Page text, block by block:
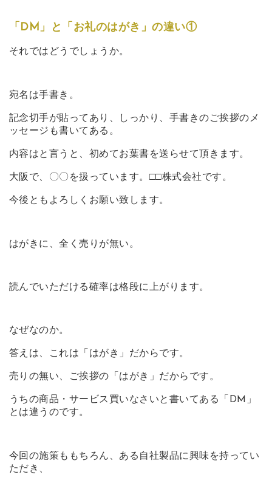
「DM」と「お礼のはがき」の違い①
それではどうでしょうか。
宛名は手書き。
記念切手が貼ってあり、しっかり、手書きのご挨拶のメ
ッセージも書いてある。
内容はと言うと、初めてお葉書を送らせて頂きます。
大阪で、〇〇を扱っています。□□株式会社です。
今後ともよろしくお願い致します。
はがきに、全く売りが無い。
読んでいただける確率は格段に上がります。
なぜなのか。
答えは、これは「はがき」だからです。
売りの無い、ご挨拶の「はがき」だからです。
うちの商品・サービス買いなさいと書いてある「DM」
とは違うのです。
今回の施策ももちろん、ある自社製品に興味を持ってい
ただき、